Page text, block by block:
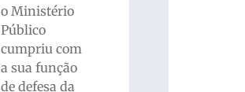
o Ministério
Público
cumpriu com
a sua função
de defesa da